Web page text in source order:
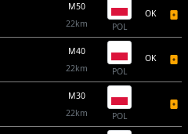
M50
22km
POL
OK
M40
22km
POL
OK
M30
22km
POL